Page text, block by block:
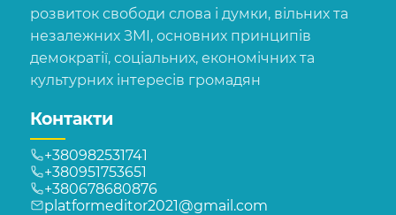
розвиток свободи слова і думки, вільних та
незалежних ЗМІ, основних принципів
демократії, соціальних, економічних та
культурних інтересів громадян
Контакти
+380982531741
+380951753651
+380678680876
platformeditor2021@gmail.com